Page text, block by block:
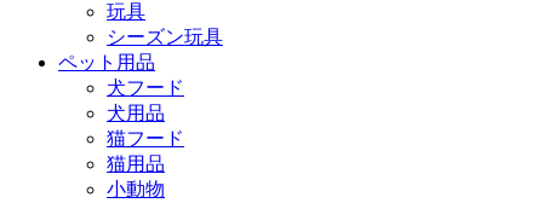
玩具
シーズン玩具
ペット用品
犬フード
犬用品
猫フード
猫用品
小動物